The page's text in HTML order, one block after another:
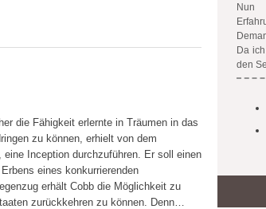
die Fähigkeit erlernte in Träumen in das
zu können, erhielt von dem
Inception durchzuführen. Er soll einen
eines konkurrierenden
erhält Cobb die Möglichkeit zu
zurückkehren zu können. Denn…
Nun
Da
den